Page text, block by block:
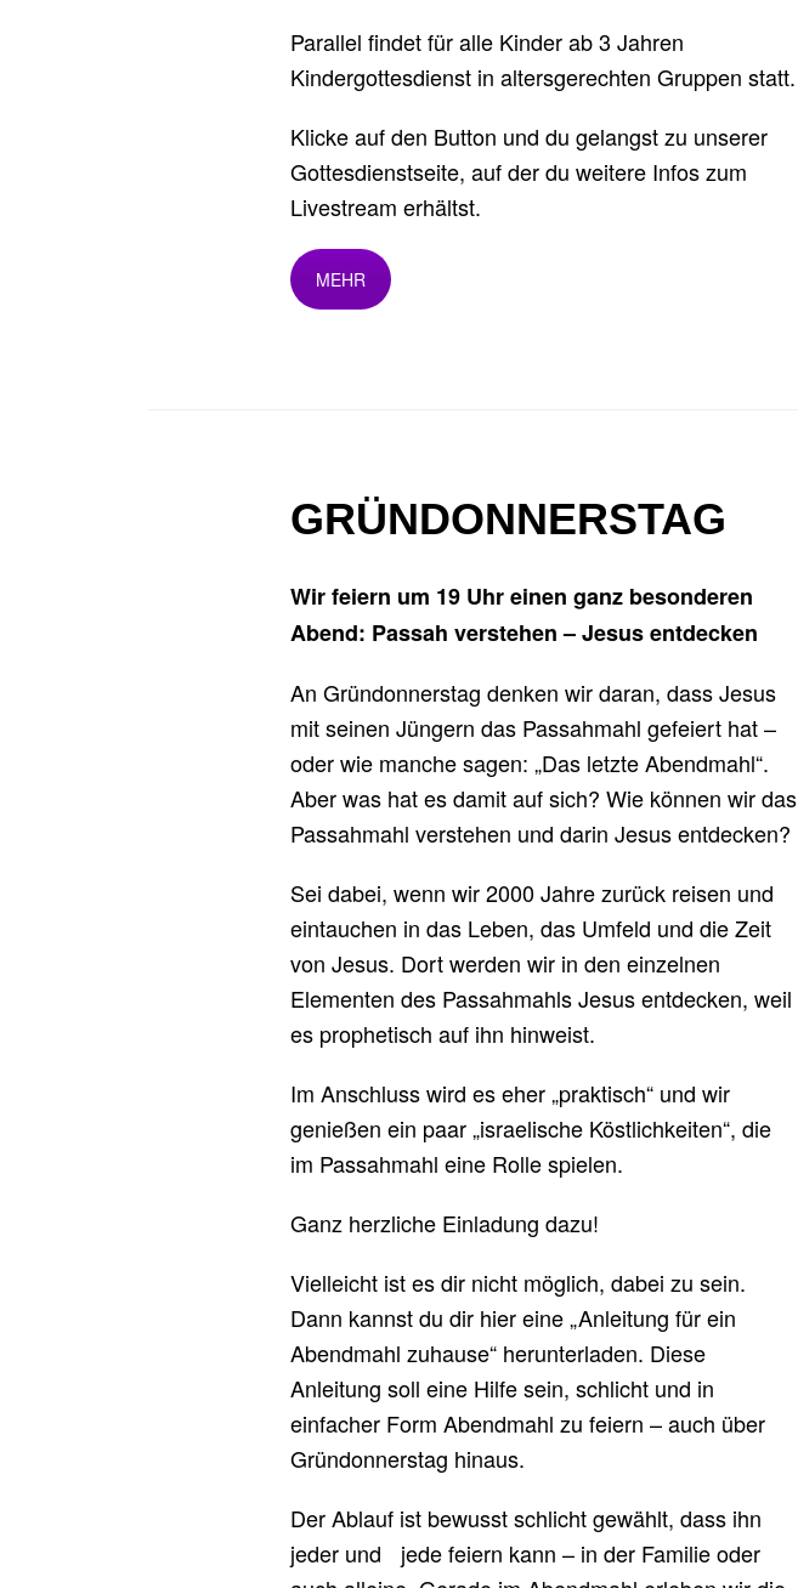
Parallel findet für alle Kinder ab 3 Jahren
Kindergottesdienst in altersgerechten Gruppen statt.
Klicke auf den Button und du gelangst zu unserer
Gottesdienstseite, auf der du weitere Infos zum
Livestream erhältst.
MEHR
GRÜNDONNERSTAG
Wir feiern um 19 Uhr einen ganz besonderen
Abend: Passah verstehen – Jesus entdecken
An Gründonnerstag denken wir daran, dass Jesus
mit seinen Jüngern das Passahmahl gefeiert hat –
oder wie manche sagen: „Das letzte Abendmahl“.
Aber was hat es damit auf sich? Wie können wir das
Passahmahl verstehen und darin Jesus entdecken?
Sei dabei, wenn wir 2000 Jahre zurück reisen und
eintauchen in das Leben, das Umfeld und die Zeit
von Jesus. Dort werden wir in den einzelnen
Elementen des Passahmahls Jesus entdecken, weil
es prophetisch auf ihn hinweist.
Im Anschluss wird es eher „praktisch“ und wir
genießen ein paar „israelische Köstlichkeiten“, die
im Passahmahl eine Rolle spielen.
Ganz herzliche Einladung dazu!
Vielleicht ist es dir nicht möglich, dabei zu sein.
Dann kannst du dir hier eine „Anleitung für ein
Abendmahl zuhause“ herunterladen. Diese
Anleitung soll eine Hilfe sein, schlicht und in
einfacher Form Abendmahl zu feiern – auch über
Gründonnerstag hinaus.
Der Ablauf ist bewusst schlicht gewählt, dass ihn
jeder und jede feiern kann – in der Familie oder